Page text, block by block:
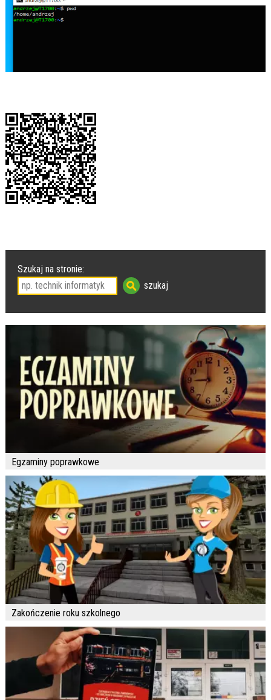
Szukaj na stronie:
Egzaminy poprawkowe
Zakończenie roku szkolnego